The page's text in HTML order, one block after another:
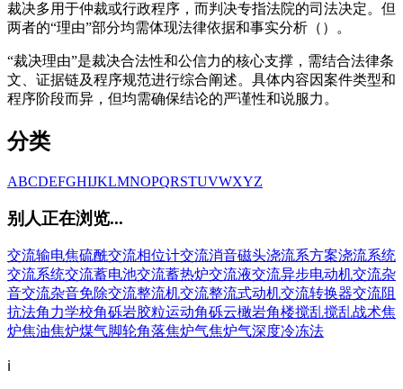
裁决多用于仲裁或行政程序，而判决专指法院的司法决定。但
两者的“理由”部分均需体现法律依据和事实分析（）。
“裁决理由”是裁决合法性和公信力的核心支撑，需结合法律条
文、证据链及程序规范进行综合阐述。具体内容因案件类型和
程序阶段而异，但均需确保结论的严谨性和说服力。
分类
ABCDEFGHIJKLMNOPQRSTUVWXYZ
别人正在浏览...
交流输电焦硫酰交流相位计交流消音磁头浇流系方案浇流系统
交流系统交流蓄电池交流蓄热炉交流液交流异步电动机交流杂
音交流杂音免除交流整流机交流整流式动机交流转换器交流阻
抗法角力学校角砾岩胶粒运动角砾云橄岩角楼搅乱搅乱战术焦
炉焦油焦炉煤气脚轮角落焦炉气焦炉气深度冷冻法
ℹ️